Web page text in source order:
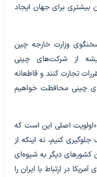
بیشتری برای جهان ایجاد
وزارت خارجه چین
از شرکت‌های چینی
تجارت کنند و قاطعانه
چینی محافظت خواهیم
اصلی این است که
کنیم، نه اینکه از
کشورهای دیگر به شیوه‌ای
در ارتباط با ایران را